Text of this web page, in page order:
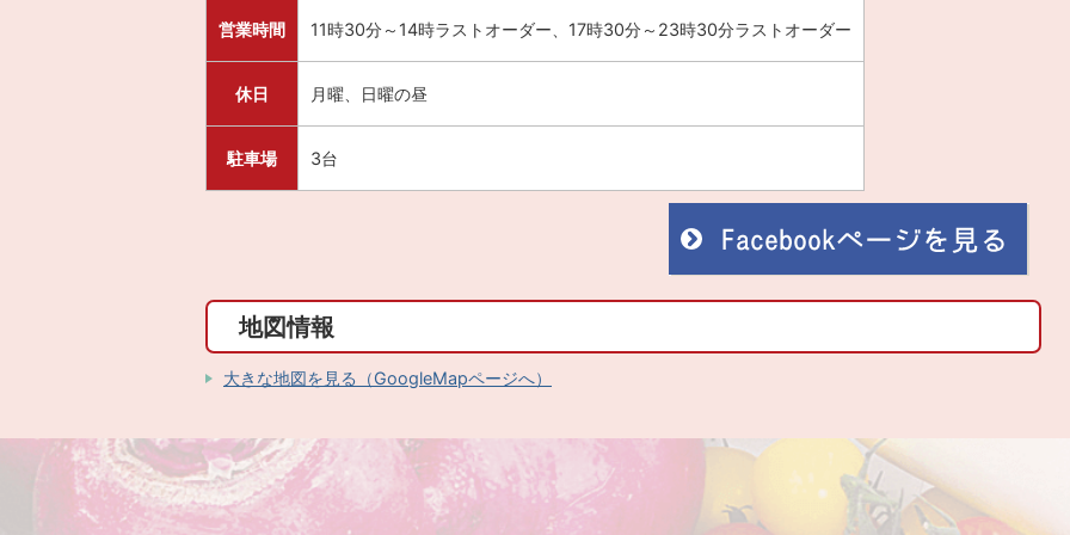
営業時間 11時30分～14時ラストオーダー、17時30分～23時30分ラストオーダー
休日 月曜、日曜の昼
駐車場 3台
地図情報
大きな地図を見る（GoogleMapページへ）